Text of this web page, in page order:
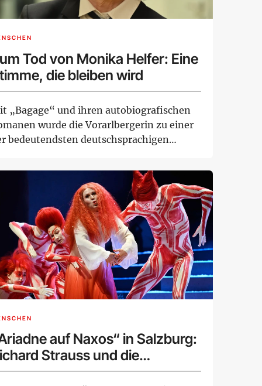
Tod von Monika Helfer: Eine
die bleiben wird
„Bagage“ und ihren autobiografischen
wurde die Vorarlbergerin zu einer
bedeutendsten deutschsprachigen
auf Naxos“ in Salzburg:
Strauss und die